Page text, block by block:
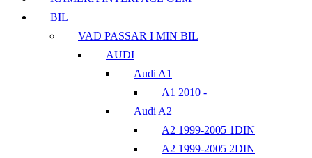
BIL
VAD PASSAR I MIN BIL
AUDI
Audi A1
A1 2010 -
Audi A2
A2 1999-2005 1DIN
A2 1999-2005 2DIN